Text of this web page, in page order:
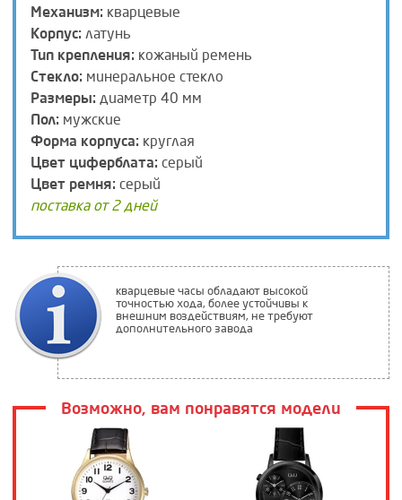
Механизм: кварцевые
Корпус: латунь
Тип крепления: кожаный ремень
Стекло: минеральное стекло
Размеры: диаметр 40 мм
Пол: мужские
Форма корпуса: круглая
Цвет циферблата: серый
Цвет ремня: серый
поставка от 2 дней
кварцевые часы обладают высокой
точностью хода, более устойчивы к
внешним воздействиям, не требуют
дополнительного завода
Возможно, вам понравятся модели